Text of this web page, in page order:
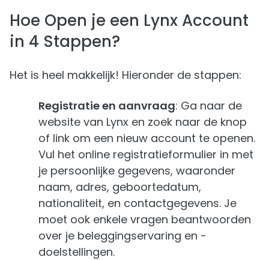
Hoe Open je een Lynx Account
in 4 Stappen?
Het is heel makkelijk! Hieronder de stappen:
Registratie en aanvraag: Ga naar de
website van Lynx en zoek naar de knop
of link om een nieuw account te openen.
Vul het online registratieformulier in met
je persoonlijke gegevens, waaronder
naam, adres, geboortedatum,
nationaliteit, en contactgegevens. Je
moet ook enkele vragen beantwoorden
over je beleggingservaring en -
doelstellingen.